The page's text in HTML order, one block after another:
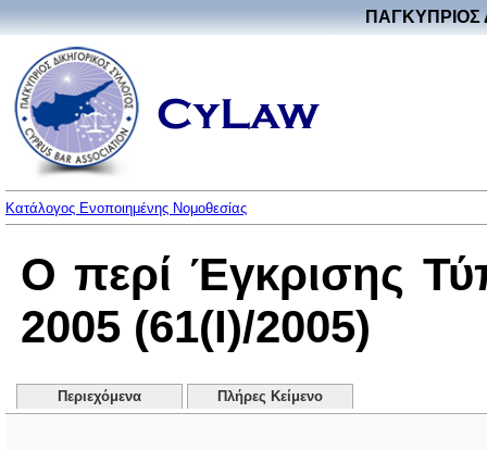
ΠΑΓΚΥΠΡΙΟΣ
Κατάλογος Ενοποιημένης Νομοθεσίας
Ο περί Έγκρισης
2005 (61(I)/2005)
Περιεχόμενα Πλήρες Κείμενο